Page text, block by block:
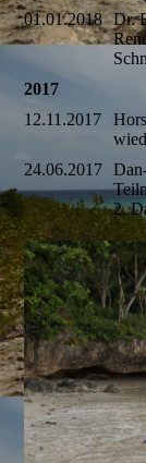
01.01.2018 Dr.
2017
12.11.2017
24.06.2017
2.